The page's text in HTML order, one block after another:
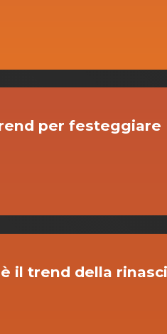
per festeggiare
il trend della